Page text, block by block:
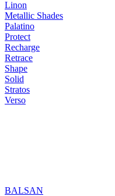
Linon
Metallic Shades
Palatino
Protect
Recharge
Retrace
Shape
Solid
Stratos
Verso
BALSAN